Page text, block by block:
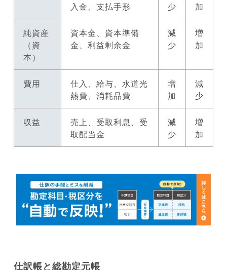
入金、支払手形
少
加
純資産
（資
本）
資本金、資本準備
金、利益剰余金
減
少
増
加
費用
仕入、給与、水道光
熱費、消耗品費
増
加
減
少
収益
売上、受取利息、受
取配当金
減
少
増
加
仕訳帳と総勘定元帳